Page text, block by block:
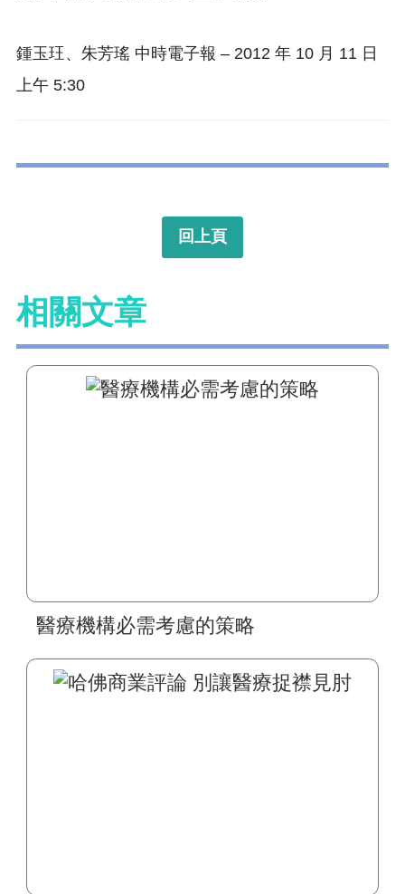
鍾玉玨、朱芳瑤 中時電子報 – 2012 年 10 月 11 日
上午 5:30
回上頁
相關文章
醫療機構必需考慮的策略